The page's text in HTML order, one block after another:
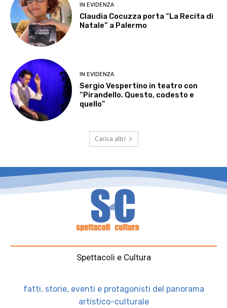
IN EVIDENZA
Claudia Cocuzza porta “La Recita di
Natale” a Palermo
IN EVIDENZA
Sergio Vespertino in teatro con
“Pirandello. Questo, codesto e
quello”
Carica altri
Spettacoli e Cultura
fatti, storie, eventi e protagonisti del panorama
artistico-culturale